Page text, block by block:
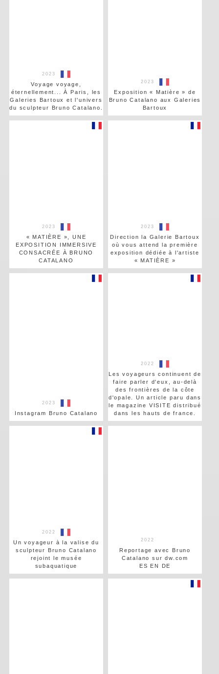
2023
Voyage voyage,
éternellement... À Paris, les
Galeries Bartoux et l'univers
du sculpteur Bruno Catalano.
2023
Exposition « Matière » de
Bruno Catalano aux Galeries
Bartoux
2023
« MATIÈRE », UNE
EXPOSITION IMMERSIVE
CONSACRÉE À BRUNO
CATALANO
2023
Direction la Galerie Bartoux
où vous attend la première
exposition dédiée à l'artiste
« MATIÈRE »
2023
Instagram Bruno Catalano
2022
Les voyageurs continuent de
faire parler d'eux, au-delà
des frontières de la côte
d'opale. Un article paru dans
le magazine VISITE distribué
dans les hauts de france.
2022
Un voyageur à la valise du
sculpteur Bruno Catalano
rejoint le musée
subaquatique
2022
Reportage avec Bruno
Catalano sur dw.com
ES EN DE